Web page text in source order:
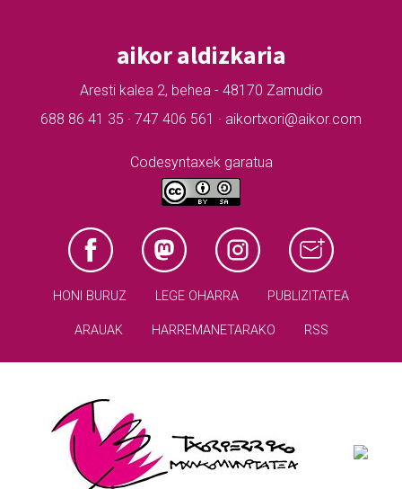
aikor aldizkaria
Aresti kalea 2, behea - 48170 Zamudio
688 86 41 35 · 747 406 561 · aikortxori@aikor.com
Codesyntaxek garatua
HONI BURUZ LEGE OHARRA PUBLIZITATEA
ARAUAK HARREMANETARAKO RSS